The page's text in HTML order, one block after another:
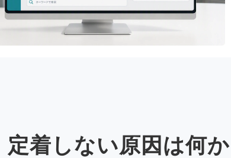
着しない原因は何か